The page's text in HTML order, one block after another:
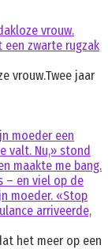
vrouw.
zwarte rugzak
vrouw.Twee jaar
moeder een
valt. Nu,» stond
maakte me bang.
– en viel op de
moeder. «Stop
arriveerde,
het meer op een